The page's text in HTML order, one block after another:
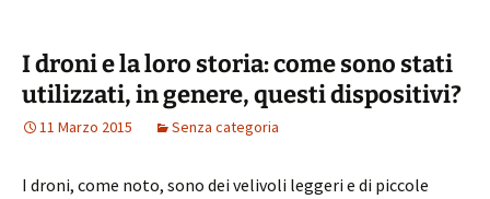
I droni e la loro storia: come sono stati
utilizzati, in genere, questi dispositivi?
11 Marzo 2015 Senza categoria
I droni, come noto, sono dei velivoli leggeri e di piccole